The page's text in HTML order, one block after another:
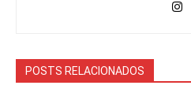
POSTS RELACIONADOS